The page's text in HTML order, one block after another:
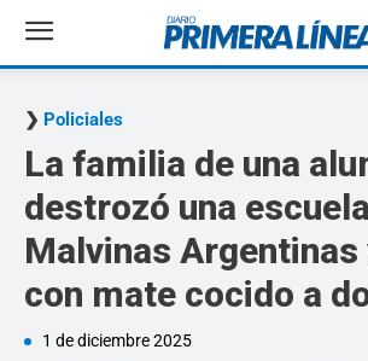
Policiales
La familia de una
destrozó una
Malvinas Argentinas
con mate cocido a
1 de diciembre 2025